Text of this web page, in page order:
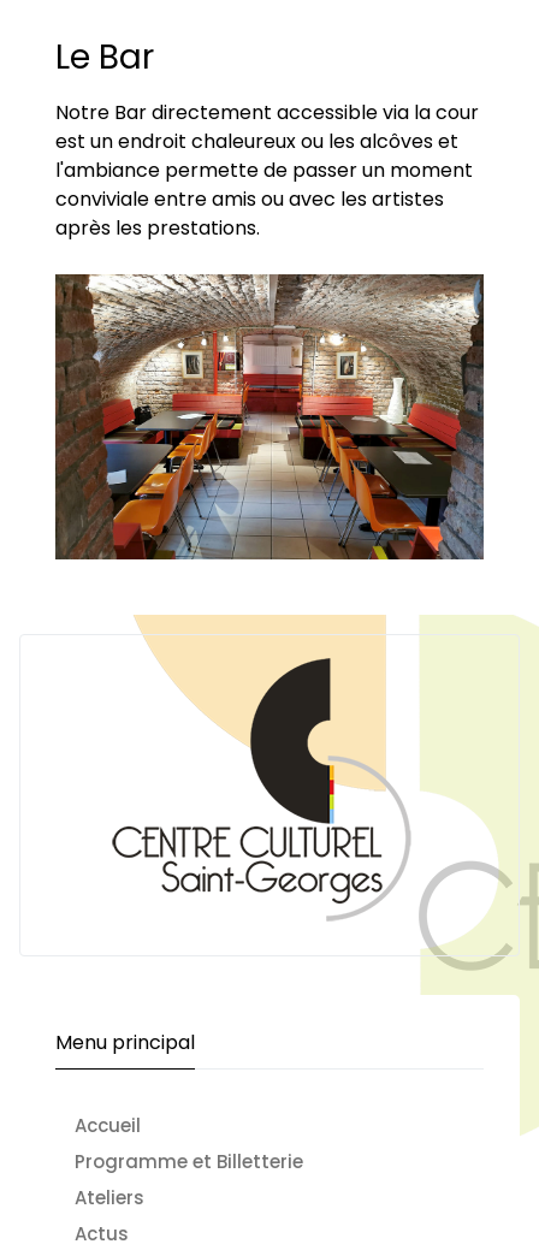
Le Bar
Notre Bar directement accessible via la cour
est un endroit chaleureux ou les alcôves et
l'ambiance permette de passer un moment
conviviale entre amis ou avec les artistes
après les prestations.
Menu principal
Accueil
Programme et Billetterie
Ateliers
Actus